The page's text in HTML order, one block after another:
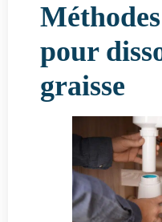
pour
graisse